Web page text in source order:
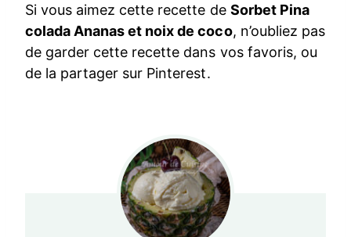
Si vous aimez cette recette de Sorbet Pina
colada Ananas et noix de coco, n’oubliez pas
de garder cette recette dans vos favoris, ou
de la partager sur Pinterest.